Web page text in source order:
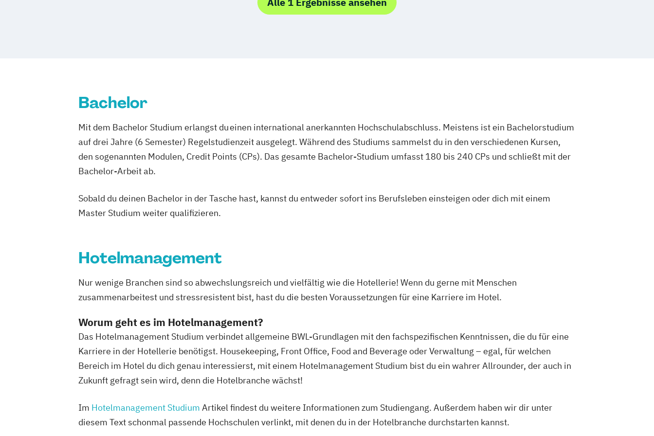
Bachelor
Mit dem Bachelor Studium erlangst du einen international anerkannten Hochschulabschluss. Meistens ist ein Bachelorstudium
auf drei Jahre (6 Semester) Regelstudienzeit ausgelegt. Während des Studiums sammelst du in den verschiedenen Kursen,
den sogenannten Modulen, Credit Points (CPs). Das gesamte Bachelor-Studium umfasst 180 bis 240 CPs und schließt mit der
Bachelor-Arbeit ab.
Sobald du deinen Bachelor in der Tasche hast, kannst du entweder sofort ins Berufsleben einsteigen oder dich mit einem
Master Studium weiter qualifizieren.
Hotelmanagement
Nur wenige Branchen sind so abwechslungsreich und vielfältig wie die Hotellerie! Wenn du gerne mit Menschen
zusammenarbeitest und stressresistent bist, hast du die besten Voraussetzungen für eine Karriere im Hotel.
Worum geht es im Hotelmanagement?
Das Hotelmanagement Studium verbindet allgemeine BWL-Grundlagen mit den fachspezifischen Kenntnissen, die du für eine
Karriere in der Hotellerie benötigst. Housekeeping, Front Office, Food and Beverage oder Verwaltung – egal, für welchen
Bereich im Hotel du dich genau interessierst, mit einem Hotelmanagement Studium bist du ein wahrer Allrounder, der auch in
Zukunft gefragt sein wird, denn die Hotelbranche wächst!
Im Hotelmanagement Studium Artikel findest du weitere Informationen zum Studiengang. Außerdem haben wir dir unter
diesem Text schonmal passende Hochschulen verlinkt, mit denen du in der Hotelbranche durchstarten kannst.